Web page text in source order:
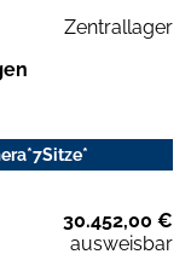
Zentrallager
30.452,00 €
ausweisbar